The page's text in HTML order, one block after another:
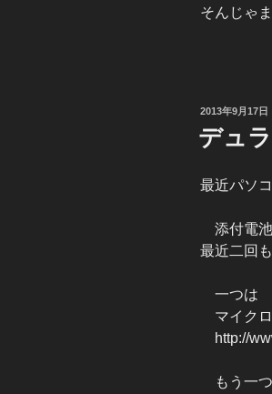
そんじゃま
投
日:
2013年9月17日
デュ
最近パソ
添付電池
最近二回
一つは
マイクロ
http://
もう一